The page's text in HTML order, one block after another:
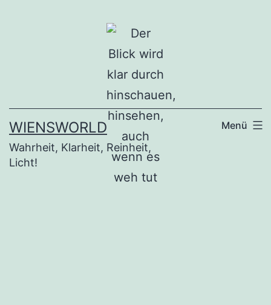
WIENSWORLD
Wahrheit, Klarheit, Reinheit,
Licht!
Menü